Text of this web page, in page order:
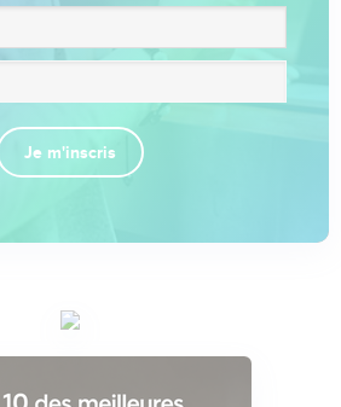
Je m'inscris